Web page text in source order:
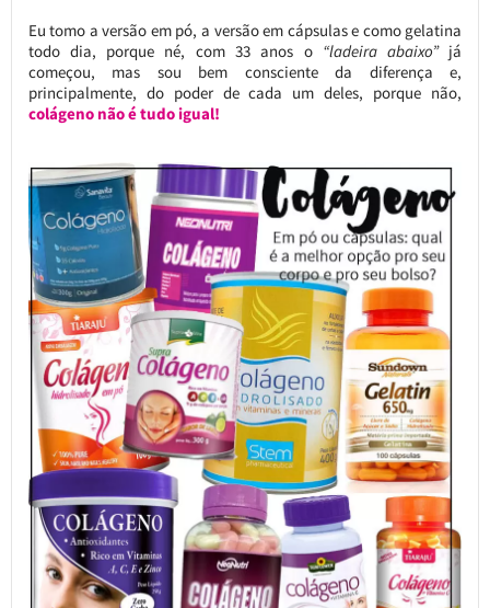
Eu tomo a versão em pó, a versão em cápsulas e como gelatina
todo dia, porque né, com 33 anos o “ladeira abaixo”já
começou, mas sou bem consciente da diferença e,
principalmente, do poder de cada um deles, porque não,
colágeno não é tudo igual!